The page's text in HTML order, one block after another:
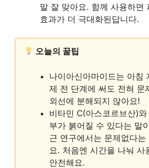
말 잘 맞아요. 함께 사용하면
효과가 더 극대화된답니다.
오늘의 꿀팁
나이아신아마이드는 아침
제 전 단계에 써도 전혀 문
외선에 분해되지 않아요!
비타민 C(아스코르브산)
부가 붉어질 수 있다는 말
근 연구에서는 문제없다는
요. 처음엔 시간을 나눠 사
안전해요.